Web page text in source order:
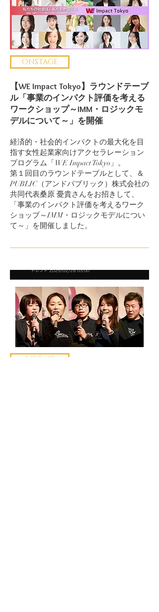
ONSTAGE
【WE Impact Tokyo】ラウンドテーブ
ル「事業のインパクト評価を考える
ワークショップ～IMM・ロジックモ
デルについて～」を開催
経済的・社会的インパクトの最大化を目
指す女性起業家向けアクセラレーション
プログラム「WE Impact Tokyo」。
第１回目のラウンドテーブルとして、＆
PUBLIC（アンドパブリック）株式会社の
共同代表桑原 憂貴さんをお招きして、
「事業のインパクト評価を考えるワーク
ショップ～IMM・ロジックモデルについ
て～」を開催しました。
RELEASE